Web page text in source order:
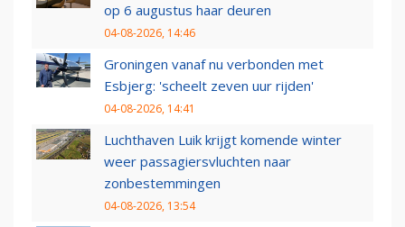
op 6 augustus haar deuren
04-08-2026, 14:46
Groningen vanaf nu verbonden met
Esbjerg: 'scheelt zeven uur rijden'
04-08-2026, 14:41
Luchthaven Luik krijgt komende winter
weer passagiersvluchten naar
zonbestemmingen
04-08-2026, 13:54